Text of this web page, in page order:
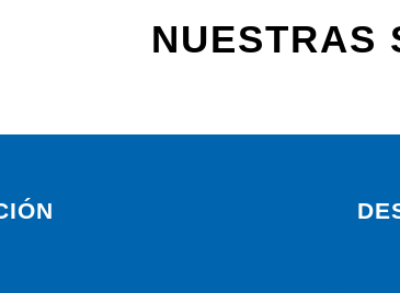
NUESTRAS